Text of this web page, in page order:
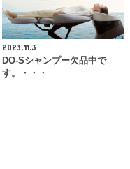
2023.11.3
DO-Sシャンプー欠品中で
す。・・・